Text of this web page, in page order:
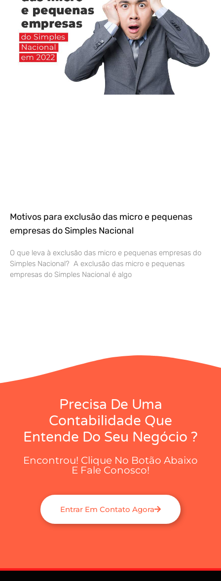
Motivos para exclusão das micro e pequenas
empresas do Simples Nacional
O que leva à exclusão das micro e pequenas empresas do
Simples Nacional? A exclusão das micro e pequenas
empresas do Simples Nacional é algo
Precisa De Uma
Contabilidade Que
Entende Do Seu Negócio ?
Encontrou! Clique No Botão Abaixo
E Fale Conosco!
Entrar Em Contato Agora